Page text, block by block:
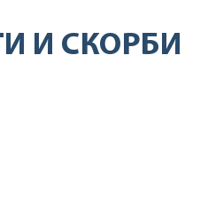
И СКОРБИ